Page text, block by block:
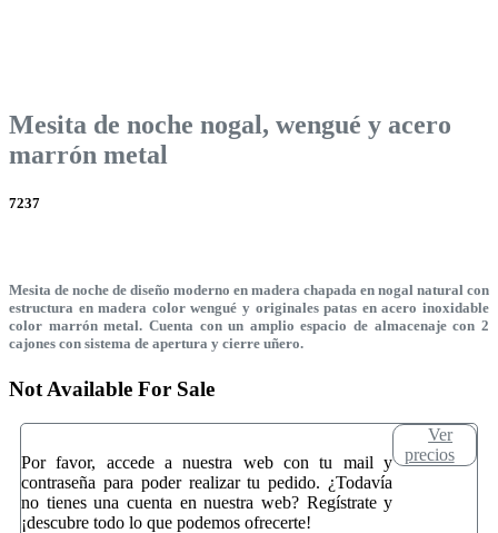
Mesita de noche nogal, wengué y acero
marrón metal
7237
Mesita de noche de diseño moderno en madera chapada en nogal natural con
estructura en madera color wengué y originales patas en acero inoxidable
color marrón metal. Cuenta con un amplio espacio de almacenaje con 2
cajones con sistema de apertura y cierre uñero.
Not Available For Sale
Por favor, accede a nuestra web con tu mail y
contraseña para poder realizar tu pedido. ¿Todavía
no tienes una cuenta en nuestra web? Regístrate y
¡descubre todo lo que podemos ofrecerte!
Ver
precios